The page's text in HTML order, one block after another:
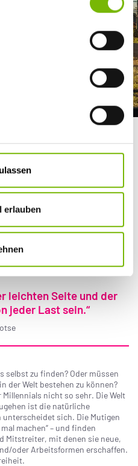
erlauben
coachsurfen oder auf der
Sache mehr.
der da eintaucht, kommt auch
Möglichkeiten erfordern
festen Plan, Willen und Ziele.
Genauso wichtig sind
leichten Seite und der
jeder Last sein.“
selbst zu finden? Oder müssen
der Welt bestehen zu können?
nicht so sehr. Die Welt
ist die natürliche
unterscheidet sich. Die Mutigen
machen“ – und finden
Mitstreiter, mit denen sie neue,
oder Arbeitsformen erschaffen.